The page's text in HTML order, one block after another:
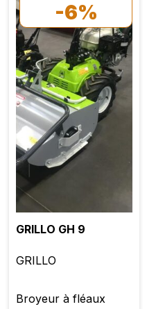
-6%
GRILLO GH 9
GRILLO
Broyeur à fléaux